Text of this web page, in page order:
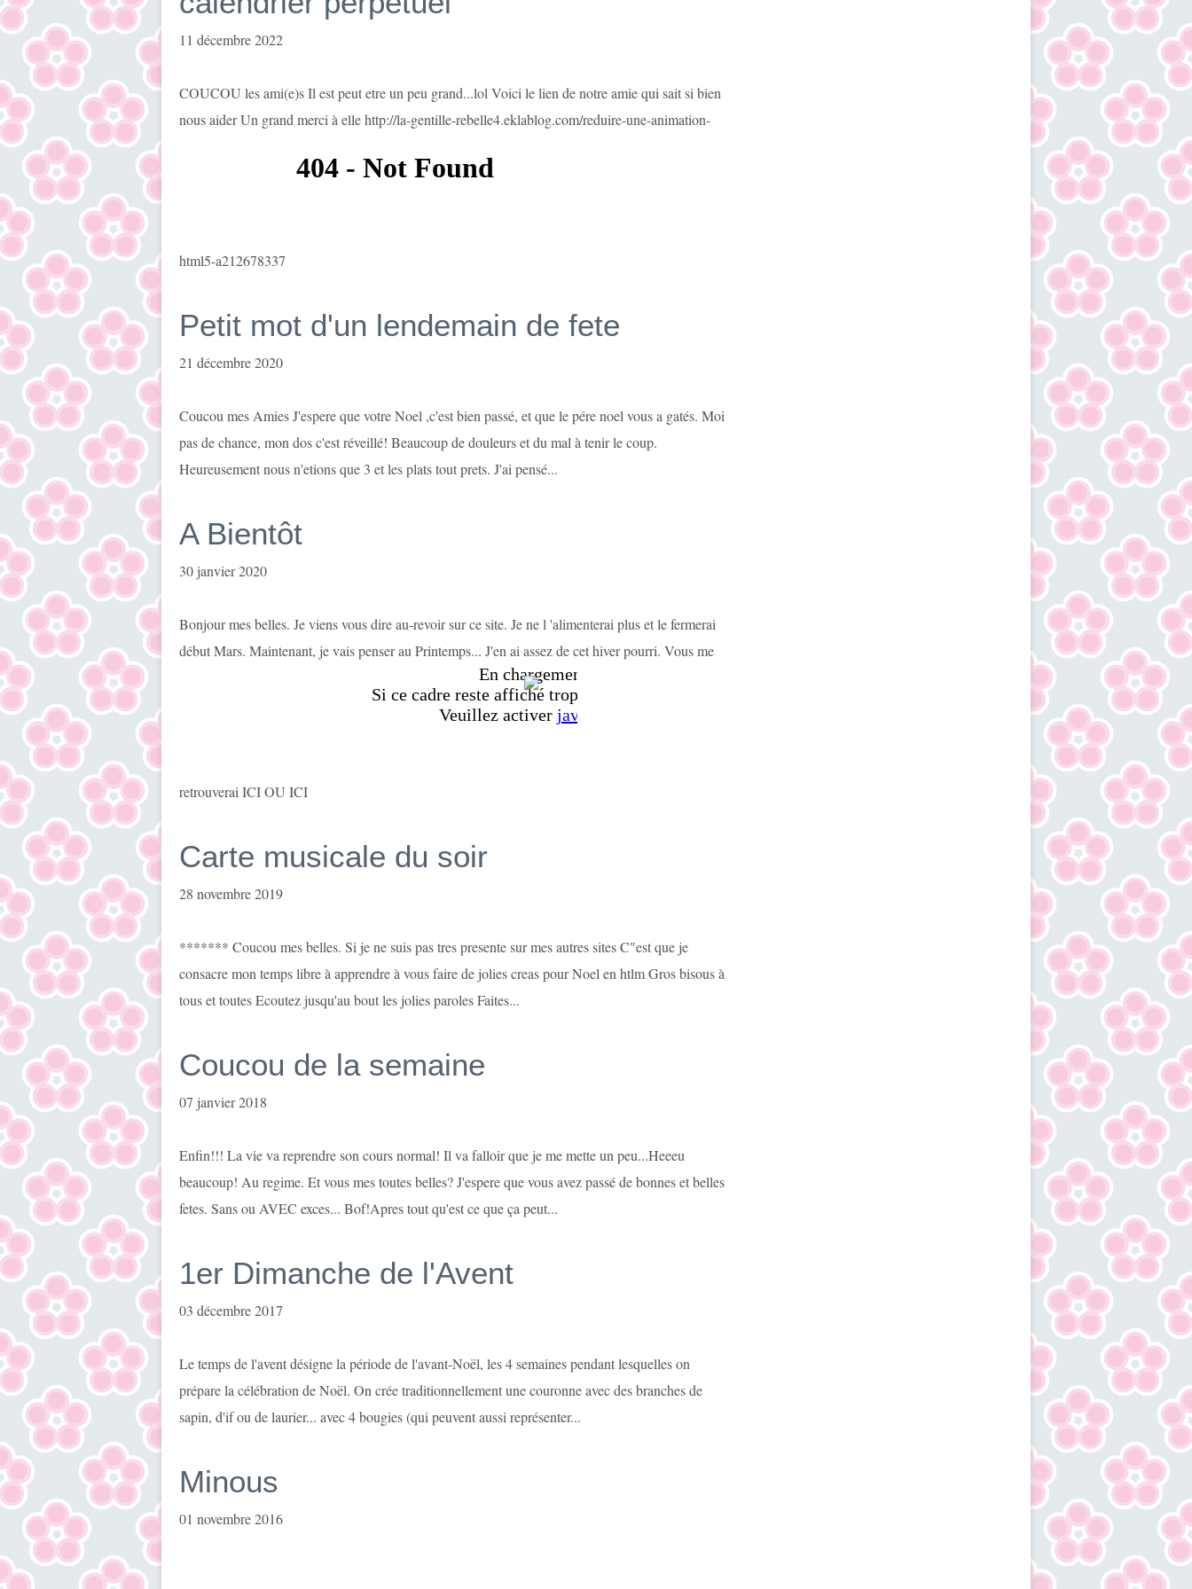
11 décembre 2022
COUCOU les ami(e)s Il est peut etre un peu grand...lol Voici le lien de notre amie qui sait si bien
nous aider Un grand merci à elle http://la-gentille-rebelle4.eklablog.com/reduire-une-animation-
html5-a212678337
Petit mot d'un lendemain de fete
21 décembre 2020
Coucou mes Amies J'espere que votre Noel ,c'est bien passé, et que le pére noel vous a gatés. Moi
pas de chance, mon dos c'est réveillé! Beaucoup de douleurs et du mal à tenir le coup.
Heureusement nous n'etions que 3 et les plats tout prets. J'ai pensé...
A Bientôt
30 janvier 2020
Bonjour mes belles. Je viens vous dire au-revoir sur ce site. Je ne l 'alimenterai plus et le fermerai
début Mars. Maintenant, je vais penser au Printemps... J'en ai assez de cet hiver pourri. Vous me
retrouverai ICI OU ICI
Carte musicale du soir
28 novembre 2019
******* Coucou mes belles. Si je ne suis pas tres presente sur mes autres sites C"est que je
consacre mon temps libre à apprendre à vous faire de jolies creas pour Noel en htlm Gros bisous à
tous et toutes Ecoutez jusqu'au bout les jolies paroles Faites...
Coucou de la semaine
07 janvier 2018
Enfin!!! La vie va reprendre son cours normal! Il va falloir que je me mette un peu...Heeeu
beaucoup! Au regime. Et vous mes toutes belles? J'espere que vous avez passé de bonnes et belles
fetes. Sans ou AVEC exces... Bof!Apres tout qu'est ce que ça peut...
1er Dimanche de l'Avent
03 décembre 2017
Le temps de l'avent désigne la période de l'avant-Noël, les 4 semaines pendant lesquelles on
prépare la célébration de Noël. On crée traditionnellement une couronne avec des branches de
sapin, d'if ou de laurier... avec 4 bougies (qui peuvent aussi représenter...
Minous
01 novembre 2016